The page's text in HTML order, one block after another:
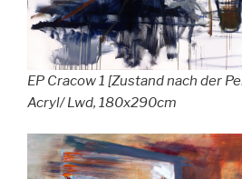
EP Cracow 1 [Zustand nach der
Acryl/ Lwd, 180x290cm